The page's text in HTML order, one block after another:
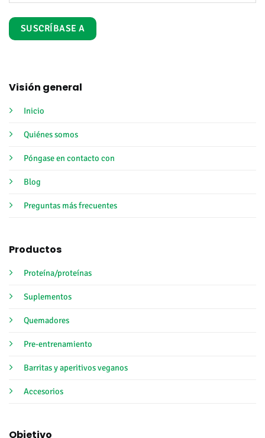
Visión general
Inicio
Quiénes somos
Póngase en contacto con
Blog
Preguntas más frecuentes
Productos
Proteína/proteínas
Suplementos
Quemadores
Pre-entrenamiento
Barritas y aperitivos veganos
Accesorios
Objetivo